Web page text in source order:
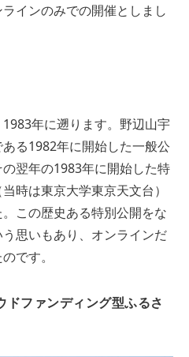
インのみでの開催としまし
年に遡ります。野辺山宇
る1982年に開始した一般公
翌年の1983年に開始した特
時は東京大学東京天文台）
この歴史ある特別公開をな
思いもあり、オンラインだ
です。
ドファンディング型ふるさ